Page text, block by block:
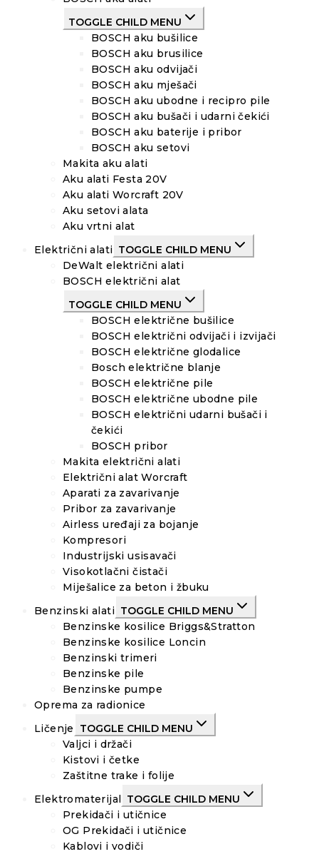
TOGGLE CHILD MENU
BOSCH aku bušilice
BOSCH aku brusilice
BOSCH aku odvijači
BOSCH aku mješači
BOSCH aku ubodne i recipro pile
BOSCH aku bušači i udarni čekići
BOSCH aku baterije i pribor
BOSCH aku setovi
Makita aku alati
Aku alati Festa 20V
Aku alati Worcraft 20V
Aku setovi alata
Aku vrtni alat
Električni alati TOGGLE CHILD MENU
DeWalt električni alati
BOSCH električni alat
TOGGLE CHILD MENU
BOSCH električne bušilice
BOSCH električni odvijači i izvijači
BOSCH električne glodalice
Bosch električne blanje
BOSCH električne pile
BOSCH električne ubodne pile
BOSCH električni udarni bušači i
čekići
BOSCH pribor
Makita električni alati
Električni alat Worcraft
Aparati za zavarivanje
Pribor za zavarivanje
Airless uređaji za bojanje
Kompresori
Industrijski usisavači
Visokotlačni čistači
Miješalice za beton i žbuku
Benzinski alati TOGGLE CHILD MENU
Benzinske kosilice Briggs&Stratton
Benzinske kosilice Loncin
Benzinski trimeri
Benzinske pile
Benzinske pumpe
Oprema za radionice
Ličenje
TOGGLE CHILD MENU
Valjci i držači
Kistovi i četke
Zaštitne trake i folije
Elektromaterijal TOGGLE CHILD MENU
Prekidači i utičnice
OG Prekidači i utičnice
Kablovi i vodiči